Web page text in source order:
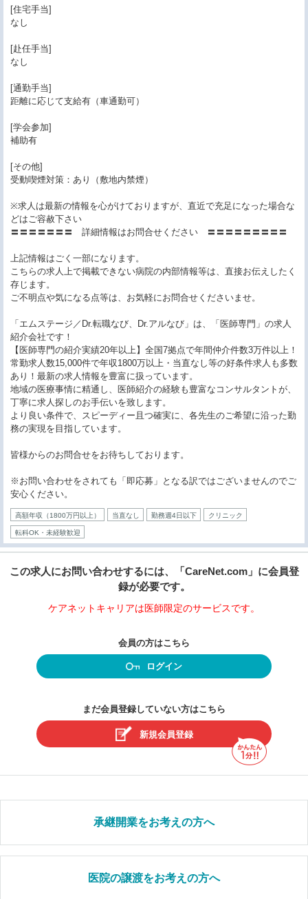
[住宅手当]
なし
[赴任手当]
なし
[通勤手当]
距離に応じて支給有（車通勤可）
[学会参加]
補助有
[その他]
受動喫煙対策：あり（敷地内禁煙）
※求人は最新の情報を心がけておりますが、直近で充足になった場合な
どはご容赦下さい
〓〓〓〓〓〓〓 詳細情報はお問合せください 〓〓〓〓〓〓〓〓〓
上記情報はごく一部になります。
こちらの求人上で掲載できない病院の内部情報等は、直接お伝えしたく
存じます。
ご不明点や気になる点等は、お気軽にお問合せくださいませ。
「エムステージ／Dr.転職なび、Dr.アルなび」は、「医師専門」の求人
紹介会社です！
【医師専門の紹介実績20年以上】全国7拠点で年間仲介件数3万件以上！
常勤求人数15,000件で年収1800万以上・当直なし等の好条件求人も多数
あり！最新の求人情報を豊富に扱っています。
地域の医療事情に精通し、医師紹介の経験も豊富なコンサルタントが、
丁寧に求人探しのお手伝いを致します。
より良い条件で、スピーディー且つ確実に、各先生のご希望に沿った勤
務の実現を目指しています。
皆様からのお問合せをお待ちしております。
※お問い合わせをされても「即応募」となる訳ではございませんのでご
安心ください。
高額年収（1800万円以上） 当直なし 勤務週4日以下 クリニック
転科OK・未経験歓迎
この求人にお問い合わせするには、「CareNet.com」に会員登
録が必要です。
ケアネットキャリアは医師限定のサービスです。
会員の方はこちら
ログイン
まだ会員登録していない方はこちら
新規会員登録
承継開業をお考えの方へ
医院の譲渡をお考えの方へ